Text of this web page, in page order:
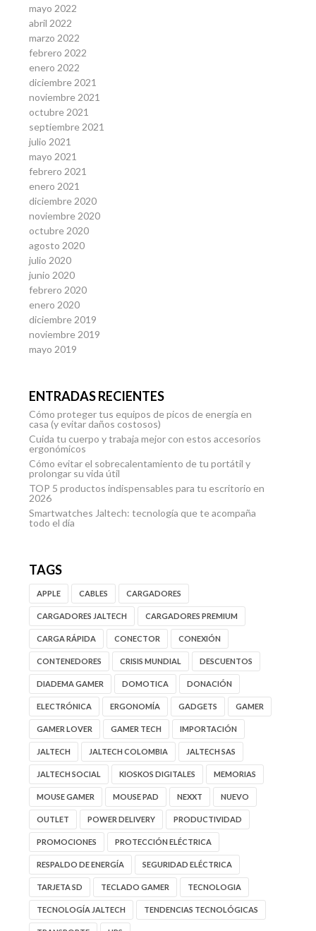
mayo 2022
abril 2022
marzo 2022
febrero 2022
enero 2022
diciembre 2021
noviembre 2021
octubre 2021
septiembre 2021
julio 2021
mayo 2021
febrero 2021
enero 2021
diciembre 2020
noviembre 2020
octubre 2020
agosto 2020
julio 2020
junio 2020
febrero 2020
enero 2020
diciembre 2019
noviembre 2019
mayo 2019
ENTRADAS RECIENTES
Cómo proteger tus equipos de picos de energía en
casa (y evitar daños costosos)
Cuida tu cuerpo y trabaja mejor con estos accesorios
ergonómicos
Cómo evitar el sobrecalentamiento de tu portátil y
prolongar su vida útil
TOP 5 productos indispensables para tu escritorio en
2026
Smartwatches Jaltech: tecnología que te acompaña
todo el día
TAGS
APPLE CABLES CARGADORES
CARGADORES JALTECH CARGADORES PREMIUM
CARGA RÁPIDA CONECTOR CONEXIÓN
CONTENEDORES CRISIS MUNDIAL DESCUENTOS
DIADEMA GAMER DOMOTICA DONACIÓN
ELECTRÓNICA ERGONOMÍA GADGETS GAMER
GAMER LOVER GAMER TECH IMPORTACIÓN
JALTECH JALTECH COLOMBIA JALTECH SAS
JALTECH SOCIAL KIOSKOS DIGITALES MEMORIAS
MOUSE GAMER MOUSE PAD NEXXT NUEVO
OUTLET POWER DELIVERY PRODUCTIVIDAD
PROMOCIONES PROTECCIÓN ELÉCTRICA
RESPALDO DE ENERGÍA SEGURIDAD ELÉCTRICA
TARJETA SD TECLADO GAMER TECNOLOGIA
TECNOLOGÍA JALTECH TENDENCIAS TECNOLÓGICAS